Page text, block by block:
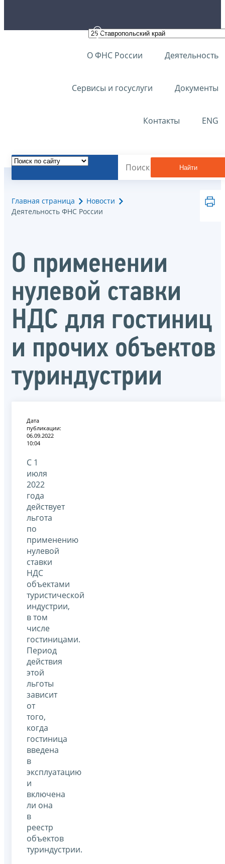
О ФНС России Деятельность
Сервисы и госуслуги Документы
Контакты ENG
Найти
Главная страница
Новости
Деятельность ФНС России
О применении
нулевой ставки
НДС для гостиниц
и прочих объектов
туриндустрии
Дата
публикации:
06.09.2022
10:04
С 1
июля
2022
года
действует
льгота
по
применению
нулевой
ставки
НДС
объектами
туристической
индустрии,
в том
числе
гостиницами.
Период
действия
этой
льготы
зависит
от
того,
когда
гостиница
введена
в
эксплуатацию
и
включена
ли она
в
реестр
объектов
туриндустрии.